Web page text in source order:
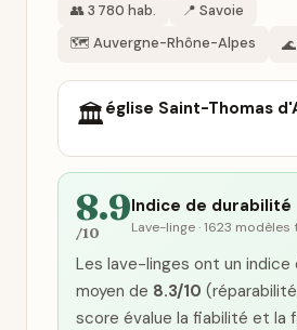
👥 3 780 hab.
📍 Savoie
🗺️ Auvergne-Rhône-Alpes
🏛️église Saint-Thomas
8.9
/10
Indice de durabilité
Lave-linge · 1623
Les lave-linges ont un indice
moyen de 8.3/10
score évalue la fiabilité et la